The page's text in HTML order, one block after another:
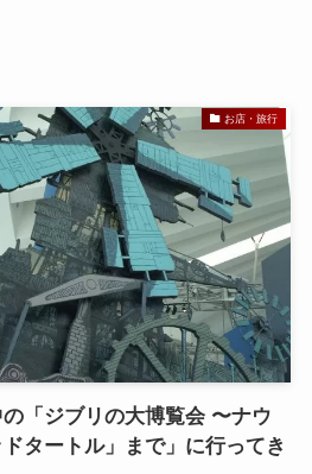
お店・旅行
「ジブリの大博覧会 〜ナウ
タートル」まで」に行ってき